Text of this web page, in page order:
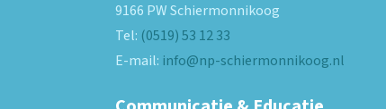
9166 PWSchiermonnikoog
Tel: (0519) 53 12 33
E-mail: info@np-schiermonnikoog.nl